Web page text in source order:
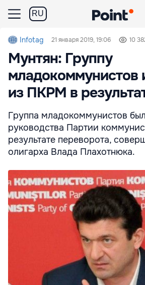
RU
Infotag 21 января 2019, 19:06 10
Мунтян: Группу
младокоммунистов
из ПКРМ в
Группа младокоммунистов
руководства Партии
результате переворота,
олигарха Влада Плахотнюка.